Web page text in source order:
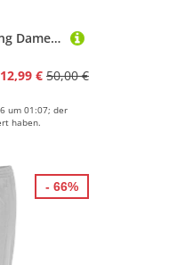
Puma Retro Rib Legging Damen Tights 576513-06
12,99 € 50,00 €
um 01:07; der
haben.
- 66%